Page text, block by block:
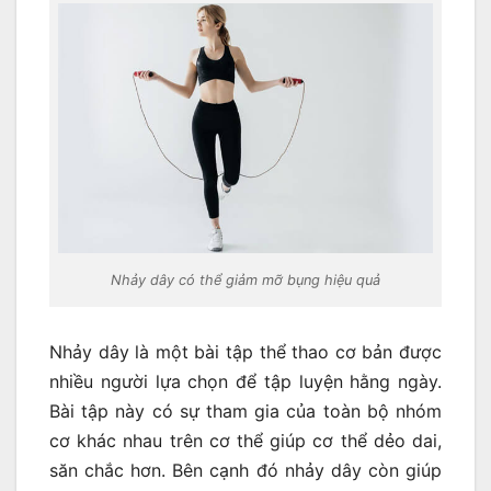
Nhảy dây có thể giảm mỡ bụng hiệu quả
Nhảy dây là một bài tập thể thao cơ bản được
nhiều người lựa chọn để tập luyện hằng ngày.
Bài tập này có sự tham gia của toàn bộ nhóm
cơ khác nhau trên cơ thể giúp cơ thể dẻo dai,
săn chắc hơn. Bên cạnh đó nhảy dây còn giúp